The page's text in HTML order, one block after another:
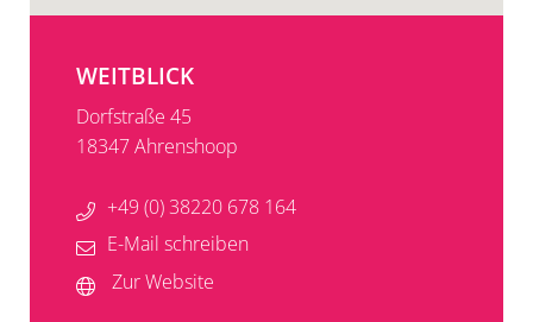
WEITBLICK
Dorfstraße 45
18347 Ahrenshoop
+49 (0) 38220 678 164
E-Mail schreiben
Zur Website